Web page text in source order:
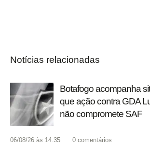
Notícias relacionadas
Botafogo acompanha
que ação contra GDA
não compromete SAF
06/08/26 às 14:35 0 comentários